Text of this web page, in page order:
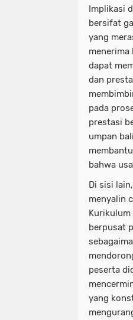
Implikasi
bersifat
yang
menerima
dapat
dan
pada
prestasi
umpan
bahwa
Di sisi
menyalin
Kurikulum
berpusat
peserta
yang